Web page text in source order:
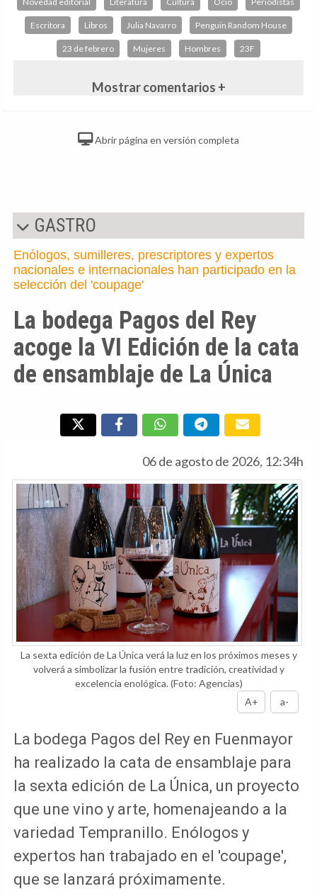
Escritora Libros Julia Navarro Penguin Random House
23 de febrero Mujeres Hombres 23F
Mostrar comentarios +
Abrir página en versión completa
GASTRO
Enólogos, sumilleres, prescriptores y expertos
nacionales e internacionales han participado en la
selección del 'coupage'
La bodega Pagos del Rey
acoge la VI Edición de la cata
de ensamblaje de La Única
06 de agosto de 2026, 12:34h
La sexta edición de La Única verá la luz en los próximos meses y
volverá a simbolizar la fusión entre tradición, creatividad y
excelencia enológica.(Foto: Agencias)
A+
a-
La bodega Pagos del Rey en Fuenmayor
ha realizado la cata de ensamblaje para
la sexta edición de La Única, un proyecto
que une vino y arte, homenajeando a la
variedad Tempranillo. Enólogos y
expertos han trabajado en el 'coupage',
que se lanzará próximamente.